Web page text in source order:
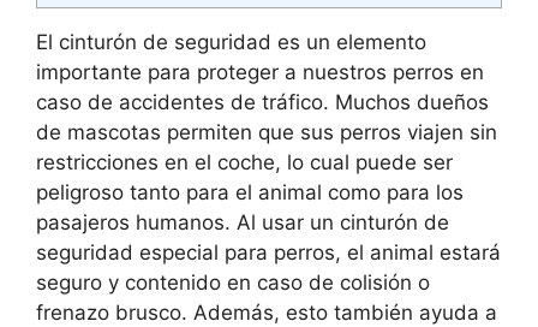
El cinturón de seguridad es un elemento
importante para proteger a nuestros perros en
caso de accidentes de tráfico. Muchos dueños
de mascotas permiten que sus perros viajen sin
restricciones en el coche, lo cual puede ser
peligroso tanto para el animal como para los
pasajeros humanos. Al usar un cinturón de
seguridad especial para perros, el animal estará
seguro y contenido en caso de colisión o
frenazo brusco. Además, esto también ayuda a